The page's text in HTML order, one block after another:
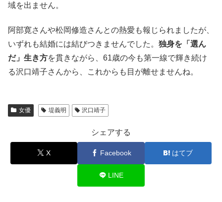
域を出ません。
阿部寛さんや松岡修造さんとの熱愛も報じられましたが、
いずれも結婚には結びつきませんでした。 独身を「選ん
だ」生き方を貫きながら、61歳の今も第一線で輝き続け
る沢口靖子さんから、これからも目が離せませんね。
女優 堤義明 沢口靖子
シェアする
X Facebook はてブ
LINE